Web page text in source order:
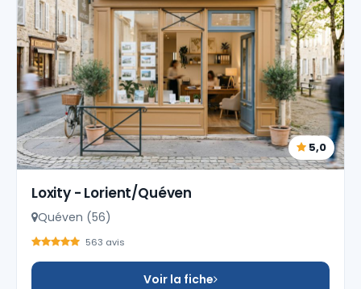
5,0
Loxity - Lorient/Quéven
Quéven (56)
563 avis
Voir la fiche